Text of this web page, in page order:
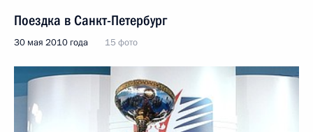
Поездка в Санкт-Петербург
30 мая 2010 года 15 фото